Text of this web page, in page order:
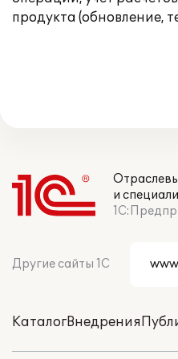
продукта (обновление,
и
Другие сайты 1С
КаталогВнедрения